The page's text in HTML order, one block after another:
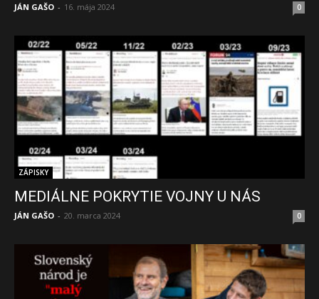
JÁN GAŠO - 16. mája 2024 0
ZÁPISKY
MEDIÁLNE POKRYTIE VOJNY U NÁS
JÁN GAŠO - 20. marca 2024 0